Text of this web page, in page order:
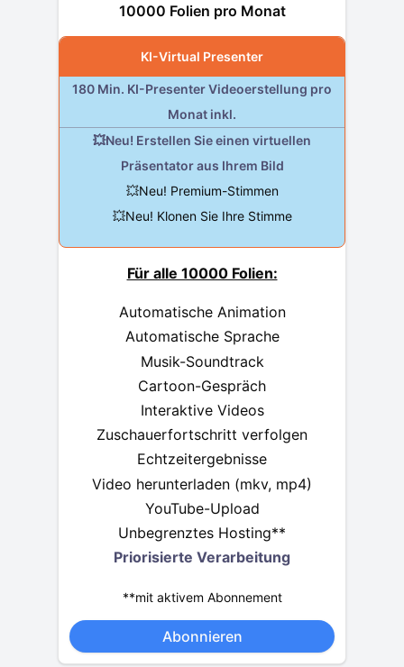
10000 Folien pro Monat
KI-Virtual Presenter
180 Min. KI-Presenter Videoerstellung pro
Monat inkl.
💥Neu! Erstellen Sie einen virtuellen
Präsentator aus Ihrem Bild
💥Neu! Premium-Stimmen
💥Neu! Klonen Sie Ihre Stimme
Für alle 10000 Folien:
Automatische Animation
Automatische Sprache
Musik-Soundtrack
Cartoon-Gespräch
Interaktive Videos
Zuschauerfortschritt verfolgen
Echtzeitergebnisse
Video herunterladen (mkv, mp4)
YouTube-Upload
Unbegrenztes Hosting**
Priorisierte Verarbeitung
**mit aktivem Abonnement
Abonnieren